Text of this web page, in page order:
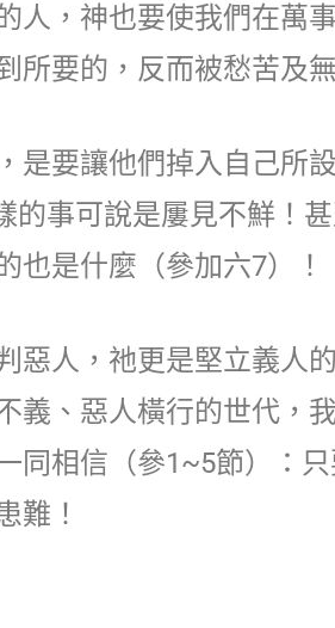
人，神也要使我們在萬
所要的，反而被愁苦及
是要讓他們掉入自己所
的事可說是屢見不鮮！
也是什麼（參加六7）！
惡人，祂更是堅立義人
義、惡人橫行的世代，
同相信（參1~5節）：
難！